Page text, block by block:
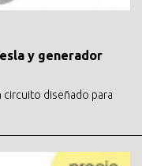
y generador
circuito diseñado para